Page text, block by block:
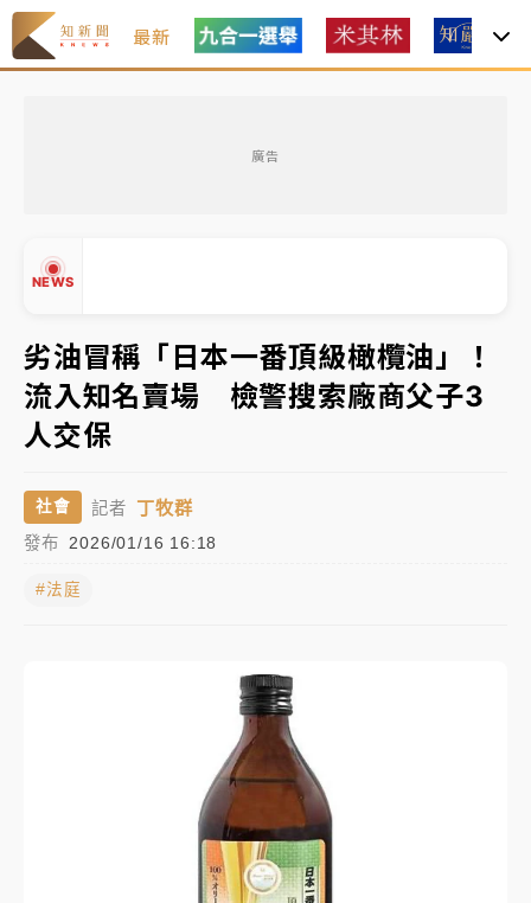
最新
廣告
NEWS
有片｜
連根拔起
中颱白海豚風雨來了！中部以北防豪雨 今晚、明天影
響最劇烈
白海豚逼近！北市水門只出不進 未移置車輛最高罰
4800＋拖吊費
油價持續凍漲！ 中油宣布下周一汽柴油價格維持不變
路鷹架倒塌壓2車
中颱白海豚風雨來了！中部以北防豪雨 今晚、明天影
白海豚逼近！北市水門只出不進 未移置車輛最高罰
▼
劣油冒稱「日本一番頂級橄欖油」！
流入知名賣場 檢警搜索廠商父子3
人交保
社會 記者 丁牧群
發布 2026/01/16 16:18
#法庭